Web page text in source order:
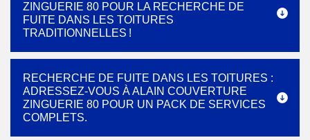
ZINGUERIE 80 POUR LA RECHERCHE DE
FUITE DANS LES TOITURES
TRADITIONNELLES !
RECHERCHE DE FUITE DANS LES TOITURES :
ADRESSEZ-VOUS À ALAIN COUVERTURE
ZINGUERIE 80 POUR UN PACK DE SERVICES
COMPLETS.